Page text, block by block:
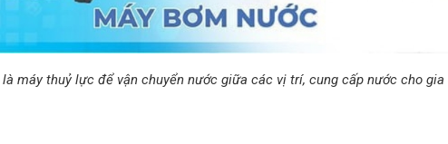
máy thuỷ lực để vận chuyển nước giữa các vị trí, cung cấp nước cho gia